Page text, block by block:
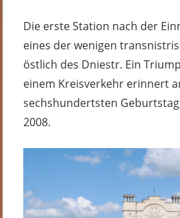
Die erste Station nach der
eines der wenigen
östlich des Dniestr. Ein
einem Kreisverkehr erinnert
sechshundertsten
2008.